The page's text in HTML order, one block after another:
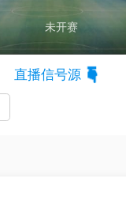
未开赛
直播信号源